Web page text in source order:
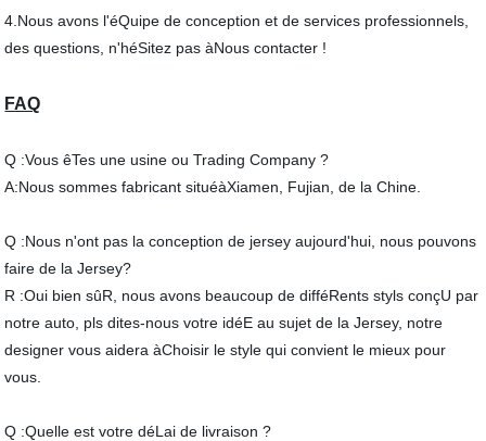
4.Nous avons l'éQuipe de conception et de services professionnels,
des questions, n'héSitez pas àNous contacter !
FAQ
Q :Vous êTes une usine ou Trading Company ?
A:Nous sommes fabricant situéàXiamen, Fujian, de la Chine.
Q :Nous n'ont pas la conception de jersey aujourd'hui, nous pouvons
faire de la Jersey?
R :Oui bien sûR, nous avons beaucoup de difféRents styls conçU par
notre auto, pls dites-nous votre idéE au sujet de la Jersey, notre
designer vous aidera àChoisir le style qui convient le mieux pour
vous.
Q :Quelle est votre déLai de livraison ?